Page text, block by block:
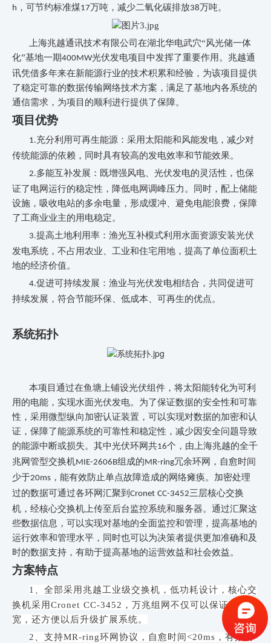
h ，可节约标准煤17万吨，减少二氧化碳排放38万吨。
上海兆越通讯技术有限公司在湖北华电武穴“风光储一体
化”基地一期400MW光伏发电项目中发挥了重要作用。兆越通
讯凭借多年来在新能源行业的技术积累和经验，为该项目提供
了稳定可靠的数据传输网络技术方案，满足了基地内各系统的
通信需求，为项目的顺利进行提供了保障。
项目优势
1.充分利用可再生能源：采用太阳能和风能发电，减少对
传统能源的依赖，同时具有较高的发电效率和节能效果。
2.多能互补发展： 既增强风电、光伏发电的灵活性，也保
证了电网运行的稳定性，降低电网调峰压力。同时，配上储能
设施，吸收电站的多余电量，形成缓冲、避免电能浪费，保障
了工商业业主的用电稳定。
3.提高土地利用率：渔光互补模式利用水面资源安装光伏
发电系统，不占用农业、工业和住宅用地，提高了单位面积土
地的经济价值。
4.促进可持续发展：渔业与光伏发电相结合，共同促进可
持续发展，符合节能环保、低成本、可再生的优点。
系统拓扑
本项目通过在鱼塘上铺设光伏组件，将太阳能转化为可利
用的电能，实现水面光伏发电。为了保证数据的安全性和可靠
性， 采用微型纵向加密认证装置，可以实现对数据的加密和认
证，保障了能源系统的可靠性和稳定性，减少因安全问题导致
的能源中断或损失。 其中光伏环网共16个，由上海兆越的全千
兆网管型交换机MIE-2606B组成的MR-ring冗余环网，自愈时间
少于20ms ，能有效防止单点故障造成的网络瘫痪。加密处理
过的数据可通过各环网汇聚到 Cronet CC-3452三层核心交换
机，经核心交换机上传至后台监控系统和服务器。 通过汇聚这
些数据信息，可以实现对基地的全面监控和管理，提高基地的
运行效率和管理水平，同时也可以为决策者提供更加准确和及
时的数据支持，有助于提高基地的运营效益和社会效益。
方案特点
1、 全部采用兆越工业级交换机 ， 低功耗设计， 核心交
换机采用Cronet CC-3452，万兆组网不仅可以保证传输带
宽，还方便以后升级扩展系统。
2、 支持MR-ring环网协议，自愈时间<20ms，有效防